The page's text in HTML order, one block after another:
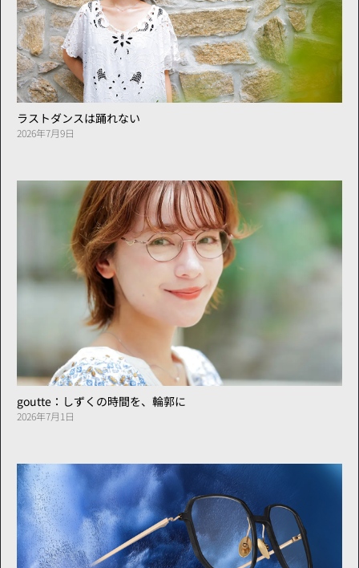
ラストダンスは踊れない
2026年7月9日
goutte：しずくの時間を、輪郭に
2026年7月1日